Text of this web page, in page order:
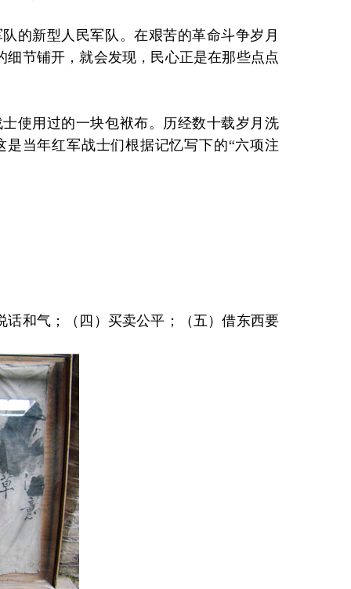
的新型人民军队。在艰苦的革命斗争岁月
节铺开，就会发现，民心正是在那些点点
用过的一块包袱布。历经数十载岁月洗
当年红军战士们根据记忆写下的“六项注
和气；（四）买卖公平；（五）借东西要